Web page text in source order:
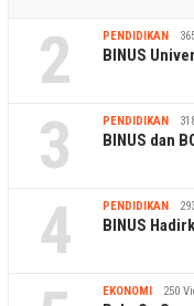
2 PENDIDIKAN
BINUS
3 PENDIDIKAN
BINUS dan
4 PENDIDIKAN
BINUS
EKONOMI 250